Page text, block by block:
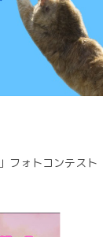
フォトコンテスト